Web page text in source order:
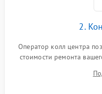
2.
Оператор колл центра
стоимости ремонта